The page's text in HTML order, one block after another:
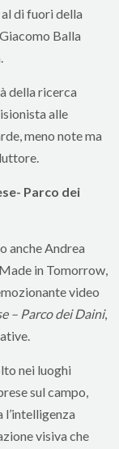
di fuori della
Balla
della ricerca
alle
meno note ma
Parco dei
anche Andrea
in Tomorrow,
video
– Parco dei Daini,
nei luoghi
sul campo,
visiva che